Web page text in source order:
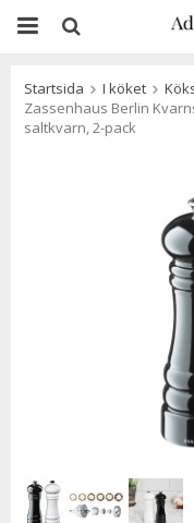
Startsida I köket
Zassenhaus Berlin
saltkvarn, 2-pack